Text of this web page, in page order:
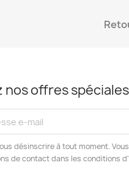
nos offres spéciales
désinscrire à tout moment.
de contact dans les conditions